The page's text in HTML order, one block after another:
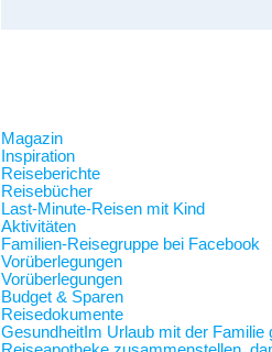
Magazin
Inspiration
Reiseberichte
Reisebücher
Last-Minute-Reisen mit Kind
Aktivitäten
Familien-Reisegruppe bei Facebook
Vorüberlegungen
Vorüberlegungen
Budget & Sparen
Reisedokumente
Gesundheit Im Urlaub mit der